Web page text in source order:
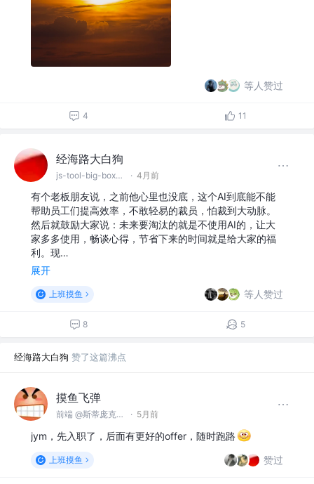
等人赞过
4 11
经海路大白狗
js-tool-big-box工具库开发者；简历优化师 · 4月前
有个老板朋友说，之前他心里也没底，这个AI到底能不能
帮助员工们提高效率，不敢轻易的裁员，怕裁到大动脉。
然后就鼓励大家说：未来要淘汰的就是不使用AI的，让大
家多多使用，畅谈心得，节省下来的时间就是给大家的福
利。现…
展开
上班摸鱼 等人赞过
8 5
经海路大白狗 赞了这篇沸点
摸鱼飞弹
前端 @斯蒂庞克汽车工业 · 5月前
jym，先入职了，后面有更好的offer，随时跑路
上班摸鱼 赞过